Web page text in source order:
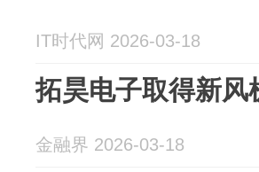
IT时代网 2026-03-18
拓昊电子取得新风
金融界 2026-03-18